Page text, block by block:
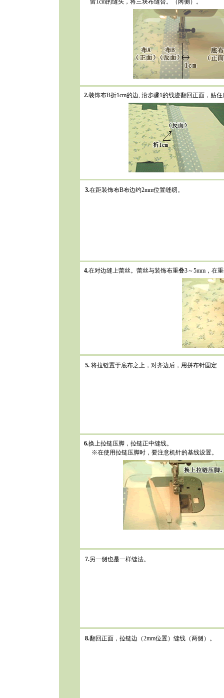
留1cm的缝头，将三块布缝合。（两侧）。
2.装饰布B折1cm的边, 沿步骤1的线迹翻回正面，贴
3.在距装饰布B布边约2mm位置缝纫。
4.在对边缝上蕾丝。蕾丝与装饰布重叠3～5mm，在
5. 将拉链置于底布之上，对齐边后，用拼布针固定
6.换上拉链压脚，拉链正中缝线。
※在使用拉链压脚时，要注意机针的基线设置。
7.另一侧也是一样缝法。
8.翻回正面，拉链边（2mm位置）缝线（两侧）。